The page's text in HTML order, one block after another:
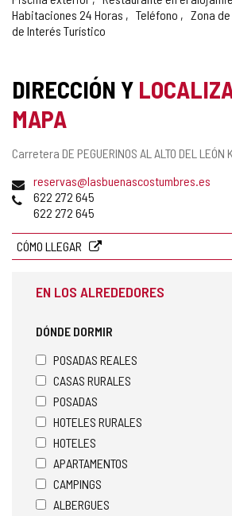
Habitaciones 24 Horas
Teléfono Zona
de Interés Turístico
DIRECCIÓN Y
MAPA
Dirección
Carretera DE PEGUERINOS AL ALTO DEL LEÓN
Dirección
de
correo
reservas@lasbuenascostumbres.es
Teléfonos
622 272 645
622 272 645
CÓMO LLEGAR
EN LOS ALREDEDORES
DÓNDE DORMIR
POSADAS REALES
CASAS RURALES
POSADAS
HOTELES RURALES
HOTELES
APARTAMENTOS
CAMPINGS
ALBERGUES